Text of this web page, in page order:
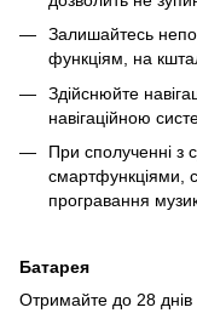
Залишайтесь
функціям, на
Здійснюйте
навігаційною
При сполученні з
смартфункціями,
програвання
Батарея
Отримайте до 28 днів